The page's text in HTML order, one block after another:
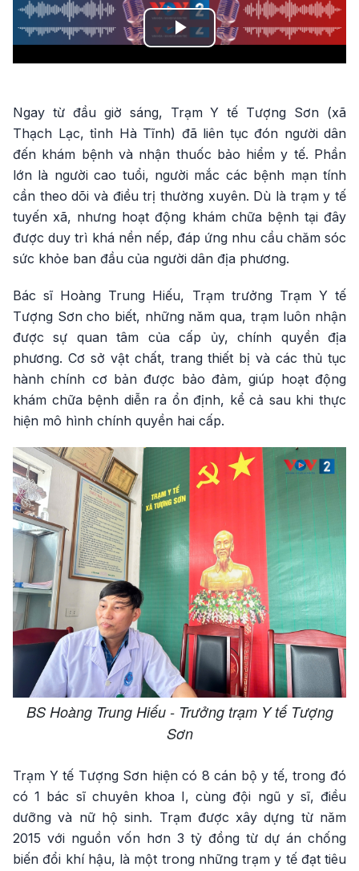
Play
Ngay từ đầu giờ sáng, Trạm Y tế Tượng Sơn (xã
Thạch Lạc, tỉnh Hà Tĩnh) đã liên tục đón người dân
đến khám bệnh và nhận thuốc bảo hiểm y tế. Phần
lớn là người cao tuổi, người mắc các bệnh mạn tính
cần theo dõi và điều trị thường xuyên. Dù là trạm y tế
tuyến xã, nhưng hoạt động khám chữa bệnh tại đây
được duy trì khá nền nếp, đáp ứng nhu cầu chăm sóc
sức khỏe ban đầu của người dân địa phương.
Bác sĩ Hoàng Trung Hiếu, Trạm trưởng Trạm Y tế
Tượng Sơn cho biết, những năm qua, trạm luôn nhận
được sự quan tâm của cấp ủy, chính quyền địa
phương. Cơ sở vật chất, trang thiết bị và các thủ tục
hành chính cơ bản được bảo đảm, giúp hoạt động
khám chữa bệnh diễn ra ổn định, kể cả sau khi thực
hiện mô hình chính quyền hai cấp.
BS Hoàng Trung Hiếu - Trưởng trạm Y tế Tượng
Sơn
Trạm Y tế Tượng Sơn hiện có 8 cán bộ y tế, trong đó
có 1 bác sĩ chuyên khoa I, cùng đội ngũ y sĩ, điều
dưỡng và nữ hộ sinh. Trạm được xây dựng từ năm
2015 với nguồn vốn hơn 3 tỷ đồng từ dự án chống
biến đổi khí hậu, là một trong những trạm y tế đạt tiêu